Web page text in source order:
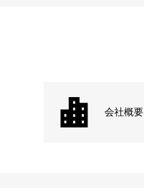
会社概要